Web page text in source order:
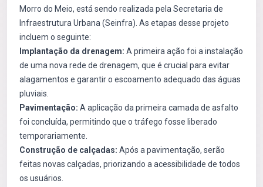
Morro do Meio, está sendo realizada pela Secretaria de
Infraestrutura Urbana (Seinfra). As etapas desse projeto
incluem o seguinte:
Implantação da drenagem: A primeira ação foi a instalação
de uma nova rede de drenagem, que é crucial para evitar
alagamentos e garantir o escoamento adequado das águas
pluviais.
Pavimentação: A aplicação da primeira camada de asfalto
foi concluída, permitindo que o tráfego fosse liberado
temporariamente.
Construção de calçadas: Após a pavimentação, serão
feitas novas calçadas, priorizando a acessibilidade de todos
os usuários.